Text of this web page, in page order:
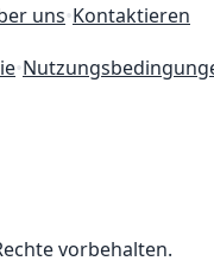
uns•Kontaktieren
•
vorbehalten.